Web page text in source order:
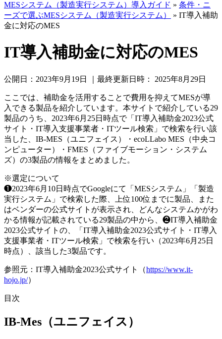
MESシステム（製造実行システム）導入ガイド » 条件・ニ
ーズで選ぶMESシステム（製造実行システム）
» IT導入補助
金に対応のMES
IT導入補助金に対応のMES
公開日： 2023年9月19日 ｜最終更新日時： 2025年8月29日
ここでは、補助金を活用することで費用を抑えてMESが導
入できる製品を紹介しています。本サイトで紹介している29
製品のうち、2023年6月25日時点で「IT導入補助金2023公式
サイト・IT導入支援事業者・ITツール検索」で検索を行い該
当した、IB-MES（ユニフェイス）・ecoLLabo MES（中央コ
ンピューター）・FMES（ファイブモーション・システム
ズ）の3製品の情報をまとめました。
※選定について
❶2023年6月10日時点でGoogleにて「MESシステム」「製造
実行システム」で検索した際、上位100位までに製品、また
はベンダーの公式サイトが表示され、どんなシステムかがわ
かる情報が記載されている29製品の中から、❷IT導入補助金
2023公式サイトの、「IT導入補助金2023公式サイト・IT導入
支援事業者・ITツール検索」で検索を行い（2023年6月25日
時点）、該当した3製品です。
参照元：IT導入補助金2023公式サイト（https://www.it-
hojo.jp/）
目次
IB-Mes（ユニフェイス）